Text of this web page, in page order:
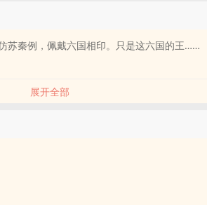
苏秦例，佩戴六国相印。只是这六国的王……
展开全部